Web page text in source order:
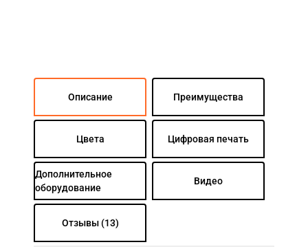
Описание Преимущества
Цвета Цифровая печать
Дополнительное
оборудование
Видео
Отзывы (13)